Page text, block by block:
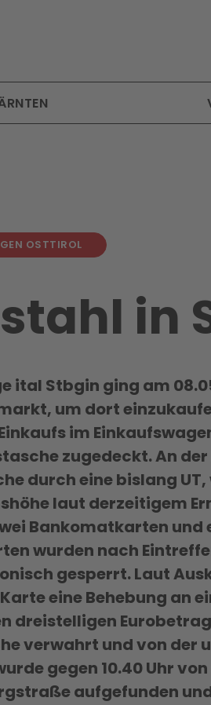
OSTTIROL
in
ital Stbgin ging am
um dort
im
zugedeckt. An
durch eine bislang
laut derzeitigem
Bankomatkarten
wurden nach
gesperrt. Laut
eine Behebung an
dreistelligen
verwahrt und von der
gegen 10.40 Uhr
aufgefunden